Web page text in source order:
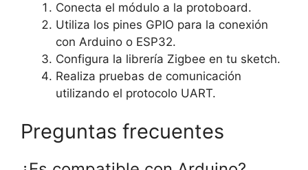
Conecta el módulo a la protoboard.
Utiliza los pines GPIO para la conexión
con Arduino o ESP32.
Configura la librería Zigbee en tu sketch.
Realiza pruebas de comunicación
utilizando el protocolo UART.
Preguntas frecuentes